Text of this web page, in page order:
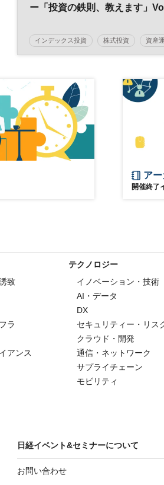
ー「投資の鉄則、教えます」
インデックス投資 株式投資 資産
ア
開催終了
致
ラ
アンス
テクノロジー
イノベーション・技術
AI・データ
DX
セキュリティー・リス
クラウド・開発
通信・ネットワーク
サプライチェーン
モビリティ
日経イベント&セミナーについて
お問い合わせ